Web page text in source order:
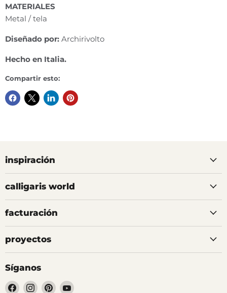
MATERIALES
Metal / tela
Diseñado por: Archirivolto
Hecho en Italia.
Compartir esto:
inspiración
calligaris world
facturación
proyectos
Síganos
Encuéntrenos
Encuéntrenos
Encuéntrenos
Encuéntrenos